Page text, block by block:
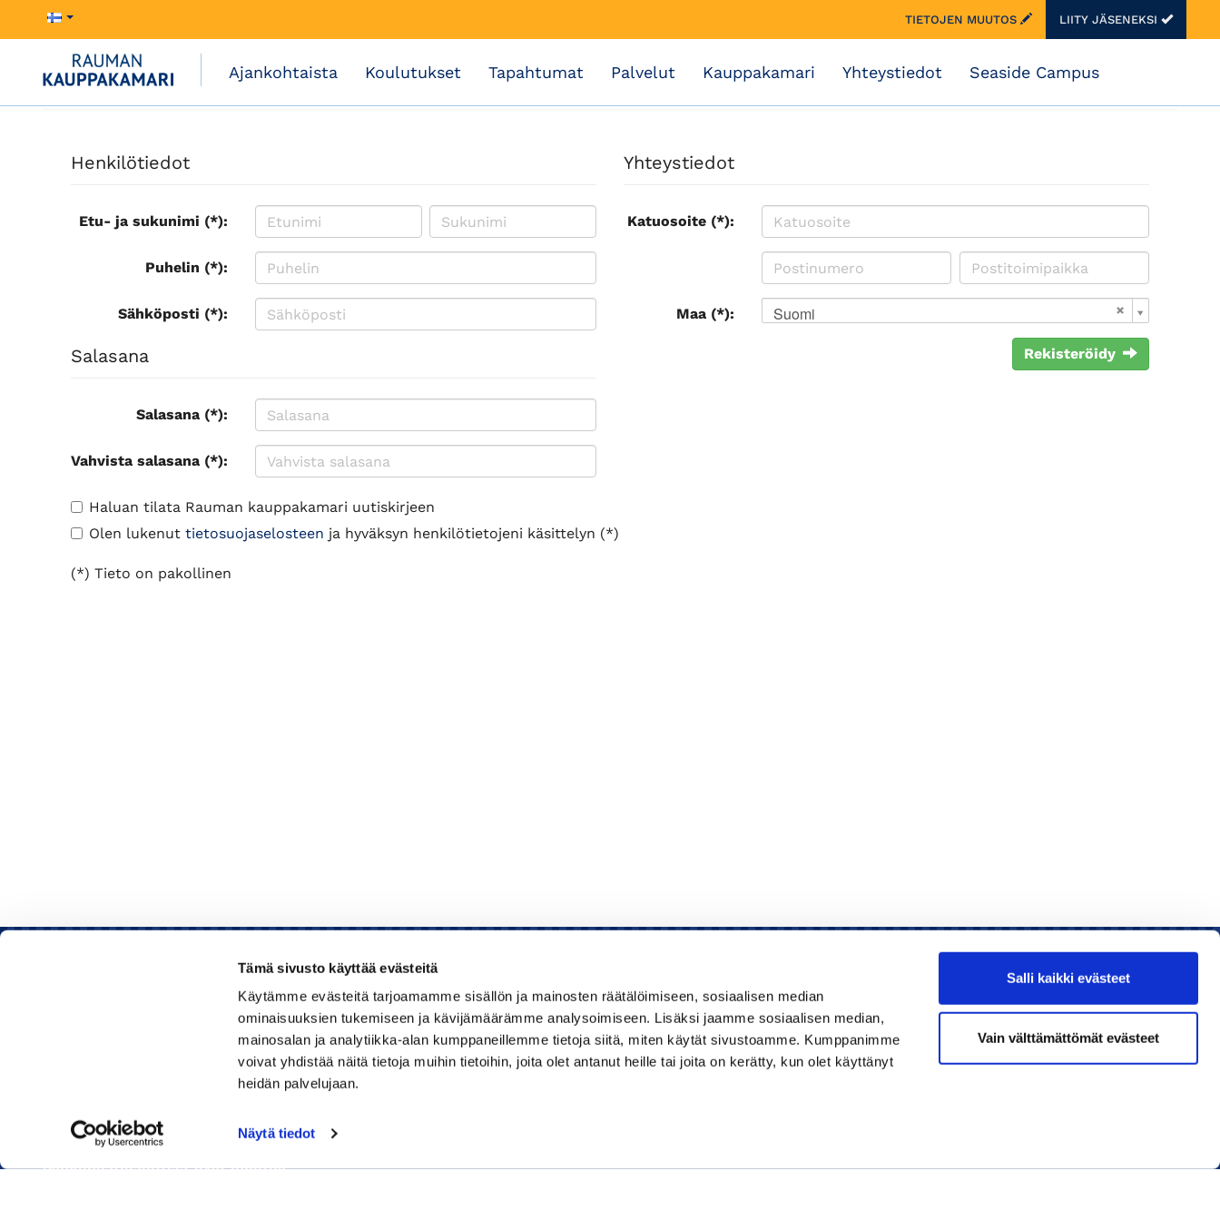
Tämä sivusto käyttää evästeitä
Käytämme evästeitä tarjoamamme sisällön ja mainosten räätälöimiseen, sosiaalisen median
ominaisuuksien tukemiseen ja kävijämäärämme analysoimiseen. Lisäksi jaamme sosiaalisen median,
mainosalan ja analytiikka-alan kumppaneillemme tietoja siitä, miten käytät sivustoamme. Kumppanimme
voivat yhdistää näitä tietoja muihin tietoihin, joita olet antanut heille tai joita on kerätty, kun olet käyttänyt
heidän palvelujaan.
Näytä tiedot
Salli kaikki evästeet
Vain välttämättömät evästeet
TIETOJEN MUUTOS LIITY JÄSENEKSI
Ajankohtaista Koulutukset Tapahtumat Palvelut Kauppakamari Yhteystiedot Seaside Campus
Henkilötiedot
Etu- ja sukunimi (*):
Puhelin (*):
Sähköposti (*):
Salasana
Salasana (*):
Vahvista salasana (*):
Yhteystiedot
Katuosoite (*):
Maa (*): Suomi
Rekisteröidy
Haluan tilata Rauman kauppakamari uutiskirjeen
Olen lukenut tietosuojaselosteen ja hyväksyn henkilötietojeni käsittelyn (*)
(*) Tieto on pakollinen
Rauman kauppakamari
Huom! Vientikaupan asiakirjoihin liittyvät kyselyt
040 1828 268(Heini Yli-Antola)
Sähköpostiosoitteet ovat muotoa
Kauppakamari
Koulutukset ja tapahtumat
Liity jäseneksi